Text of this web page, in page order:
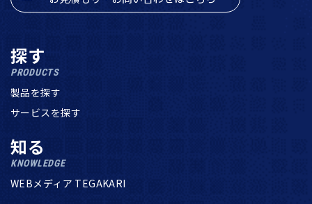
探す
PRODUCTS
製品を探す
サービスを探す
知る
KNOWLEDGE
WEBメディア TEGAKARI